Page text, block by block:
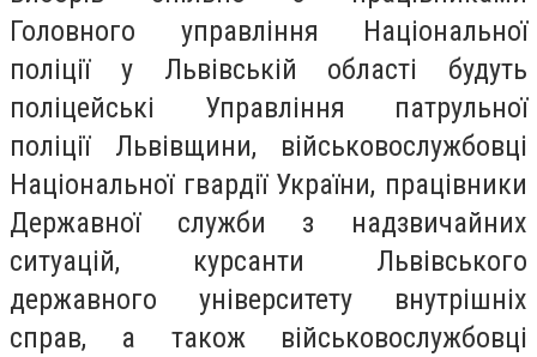
Головного управління Національної
поліції у Львівській області будуть
поліцейські Управління патрульної
поліції Львівщини, військовослужбовці
Національної гвардії України, працівники
Державної служби з надзвичайних
ситуацій, курсанти Львівського
державного університету внутрішніх
справ, а також військовослужбовці